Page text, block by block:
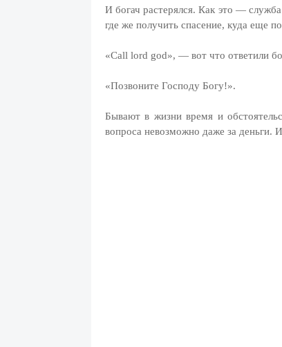
И богач растерялся. Как это —
где же получить спасение, куда еще
«Call lord god», — вот что ответили
«Позвоните Господу Богу!».
Бывают в жизни время и
вопроса невозможно даже за деньги.